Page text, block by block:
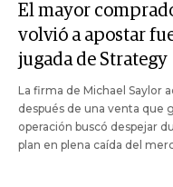
El mayor
volvió a apostar
jugada de Strategy
La firma de Michael Saylor
después de una venta que
operación buscó despejar
plan en plena caída del